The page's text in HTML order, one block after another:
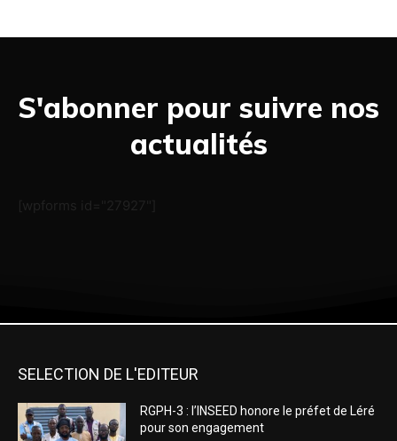
S'abonner pour suivre nos
actualités
[wpforms id="27927"]
SELECTION DE L'EDITEUR
RGPH-3 : l’INSEED honore le préfet de Léré
pour son engagement